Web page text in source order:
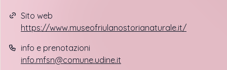
Sito web
https://www.museofriulanostorianaturale.it/
info e prenotazioni
info.mfsn@comune.udine.it